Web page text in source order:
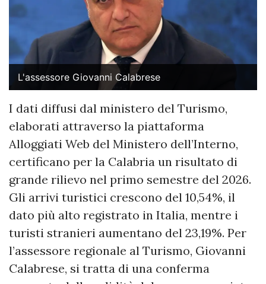
L'assessore Giovanni Calabrese
I dati diffusi dal ministero del Turismo,
elaborati attraverso la piattaforma
Alloggiati Web del Ministero dell’Interno,
certificano per la Calabria un risultato di
grande rilievo nel primo semestre del 2026.
Gli arrivi turistici crescono del 10,54%, il
dato più alto registrato in Italia, mentre i
turisti stranieri aumentano del 23,19%. Per
l’assessore regionale al Turismo, Giovanni
Calabrese, si tratta di una conferma